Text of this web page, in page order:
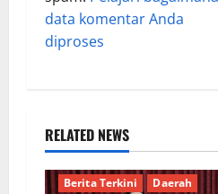
data komentar Anda
diproses
RELATED NEWS
Berita Terkini
Daerah